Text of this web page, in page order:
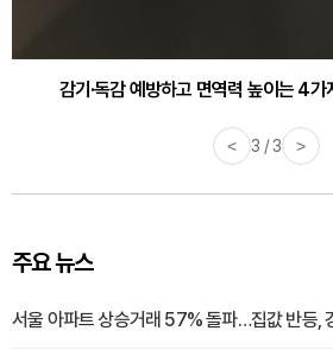
감기·독감 예방하고 면역력 높이는 4
< 3 / 3 >
주요 뉴스
서울 아파트 상승거래 57% 돌파…집값 반등,